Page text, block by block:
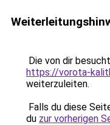
Die von dir
https://vorota-
weiterzuleiten.
Falls du diese
du zur vorherigen